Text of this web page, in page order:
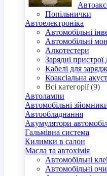
Попільнички
Автоелектроніка
Автомобільні
Автомобільні
Алкотестери
Зарядні пристрої
Кабелі для
Коаксіальна
Всі категорії (9)
Автолампи
Автомобільні
Автообладнання
Акумулятори
Гальмівна система
Килимки в салон
Масла та автохімія
Автомобільні
Автомобільні